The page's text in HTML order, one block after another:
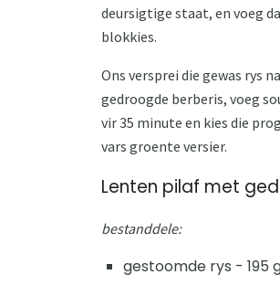
deursigtige staat, en voeg
blokkies.
Ons versprei die gewas rys
gedroogde berberis, voeg
vir 35 minute en kies die
vars groente versier.
Lenten pilaf met
bestanddele:
gestoomde rys - 195